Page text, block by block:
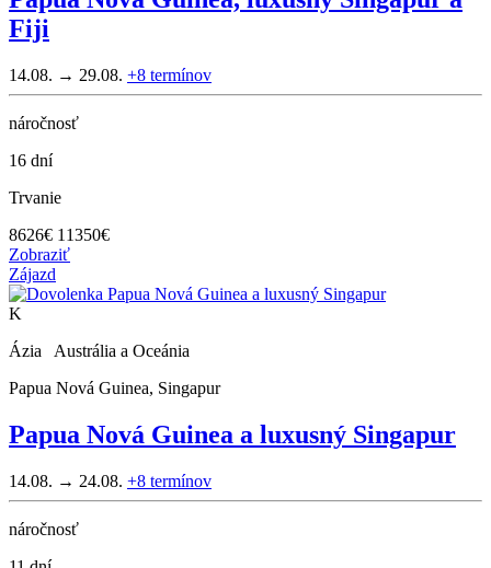
Fiji
14.08. → 29.08. +8 termínov
náročnosť
16 dní
Trvanie
8626€ 11350€
Zobraziť
Zájazd
K
Ázia Austrália a Oceánia
Papua Nová Guinea, Singapur
Papua Nová Guinea a luxusný Singapur
14.08. → 24.08. +8 termínov
náročnosť